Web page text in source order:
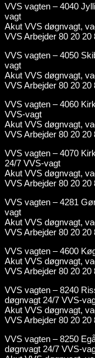
VVS vagten – 4040
vagt
Akut VVS døgnvagt,
VVS Arbejder 80 20 20
VVS vagten – 4050
vagt
Akut VVS døgnvagt,
VVS Arbejder 80 20 20
VVS vagten – 4060
VVS-vagt
Akut VVS døgnvagt,
VVS Arbejder 80 20 20
VVS vagten – 4070
24/7 VVS-vagt
Akut VVS døgnvagt,
VVS Arbejder 80 20 20
VVS vagten – 4281
vagt
Akut VVS døgnvagt,
VVS Arbejder 80 20 20
VVS vagten – 4600
Akut VVS døgnvagt,
VVS Arbejder 80 20 20
VVS vagten – 8240
døgnvagt 24/7 VVS-
Akut VVS døgnvagt,
VVS Arbejder 80 20 20
VVS vagten – 8250
døgnvagt 24/7 VVS-